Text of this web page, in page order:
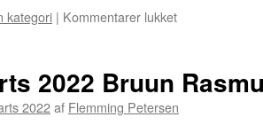
kategori | Kommentarer lukkettil
2022 Bruun
2022af Flemming Petersen